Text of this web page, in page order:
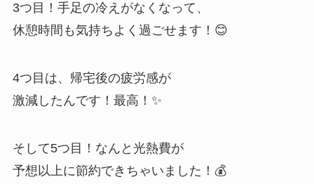
3つ目！手足の冷えがなくなって、
休憩時間も気持ちよく過ごせます！😊
4つ目は、帰宅後の疲労感が
激減したんです！最高！✨
そして5つ目！なんと光熱費が
予想以上に節約できちゃいました！💰